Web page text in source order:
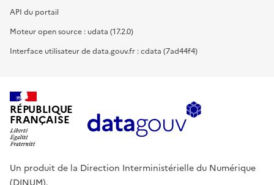
API du portail
Moteur open source : udata (17.2.0)
Interface utilisateur de data.gouv.fr : cdata (7ad44f4)
RÉPUBLIQUE
FRANÇAISE
Un produit de la Direction Interministérielle du Numérique